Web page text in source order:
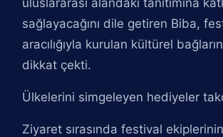
uluslararası alandaki tanıtımına
sağlayacağını dile getiren Biba,
aracılığıyla kurulan kültürel
dikkat çekti.
Ülkelerini simgeleyen hediyeler
Ziyaret sırasında festival